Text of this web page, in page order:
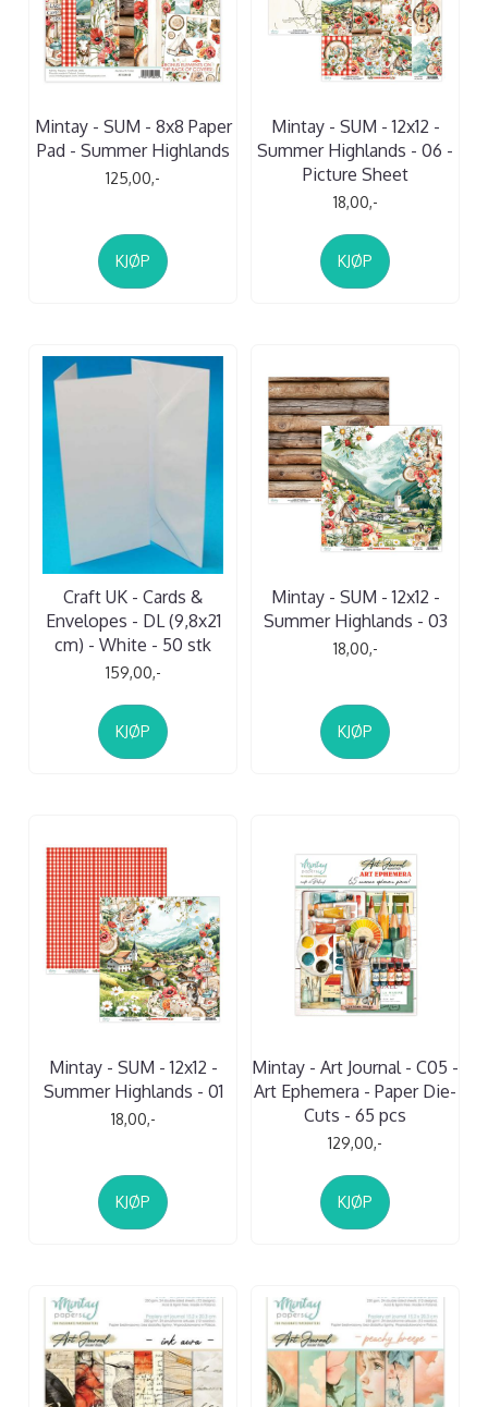
Mintay - SUM - 8x8 Paper
Pad - Summer Highlands
125,00,-
KJØP
Mintay - SUM - 12x12 -
Summer Highlands - 06 -
Picture Sheet
18,00,-
KJØP
Craft UK - Cards &
Envelopes - DL (9,8x21
cm) - White - 50 stk
159,00,-
KJØP
Mintay - SUM - 12x12 -
Summer Highlands - 03
18,00,-
KJØP
Mintay - SUM - 12x12 -
Summer Highlands - 01
18,00,-
KJØP
Mintay - Art Journal - C05 -
Art Ephemera - Paper Die-
Cuts - 65 pcs
129,00,-
KJØP